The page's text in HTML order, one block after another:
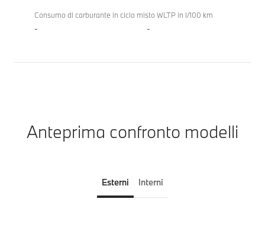
Consumo di carburante in ciclo misto WLTP in l/100 km
- -
Anteprima confronto modelli
Esterni Interni